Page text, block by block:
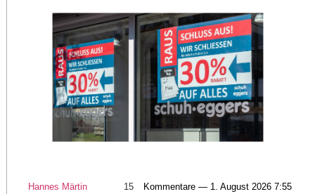
Hannes Märtin 15 Kommentare — 1. August 2026 7:55